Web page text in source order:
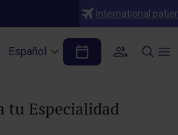
International
Español
tu Especialidad